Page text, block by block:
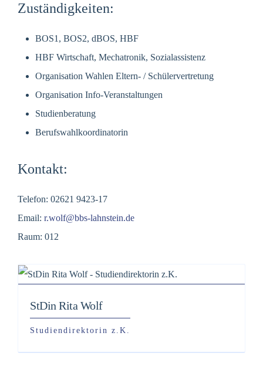
Zuständigkeiten:
BOS1, BOS2, dBOS, HBF
HBF Wirtschaft, Mechatronik, Sozialassistenz
Organisation Wahlen Eltern- / Schülervertretung
Organisation Info-Veranstaltungen
Studienberatung
Berufswahlkoordinatorin
Kontakt:
Telefon: 02621 9423-17
Email: r.wolf@bbs-lahnstein.de
Raum: 012
StDin Rita Wolf
Studiendirektorin z.K.